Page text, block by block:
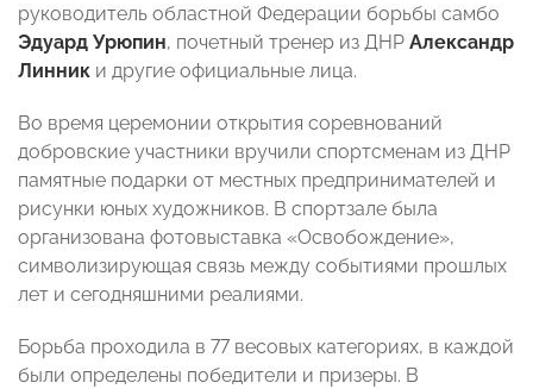
руководитель областной Федерации борьбы самбо
Эдуард Урюпин, почетный тренер из ДНР Александр
Линник и другие официальные лица.
Во время церемонии открытия соревнований
добровские участники вручили спортсменам из ДНР
памятные подарки от местных предпринимателей и
рисунки юных художников. В спортзале была
организована фотовыставка «Освобождение»,
символизирующая связь между событиями прошлых
лет и сегодняшними реалиями.
Борьба проходила в 77 весовых категориях, в каждой
были определены победители и призеры. В